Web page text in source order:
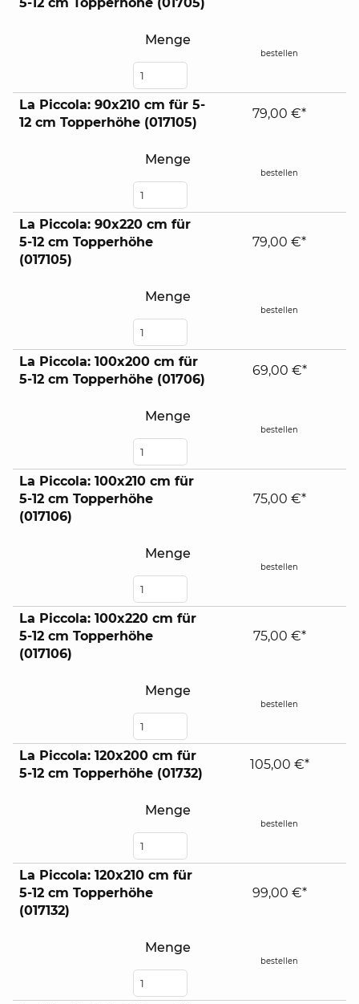
contents
Menge
bestellen
La Piccola: 90x210 cm für 5-
12 cm Topperhöhe (017105)
Menge
79,00 €*
bestellen
La Piccola: 90x220 cm für
5-12 cm Topperhöhe
(017105)
Menge
79,00 €*
bestellen
La Piccola: 100x200 cm für
5-12 cm Topperhöhe (01706)
Menge
69,00 €*
bestellen
La Piccola: 100x210 cm für
5-12 cm Topperhöhe
(017106)
Menge
75,00 €*
bestellen
La Piccola: 100x220 cm für
5-12 cm Topperhöhe
(017106)
Menge
75,00 €*
bestellen
La Piccola: 120x200 cm für
5-12 cm Topperhöhe (01732)
Menge
105,00 €*
bestellen
La Piccola: 120x210 cm für
5-12 cm Topperhöhe
(017132)
Menge
99,00 €*
bestellen